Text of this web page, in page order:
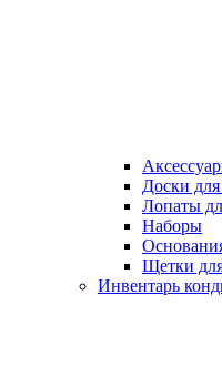
Доски
Лопаты
Наборы
Щетки
Инвентарь